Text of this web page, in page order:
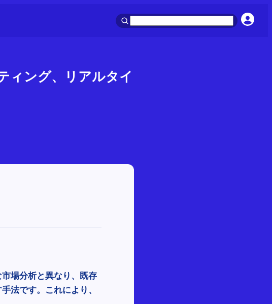
ィング、リアルタイ
場分析と異なり、既存
法です。これにより、